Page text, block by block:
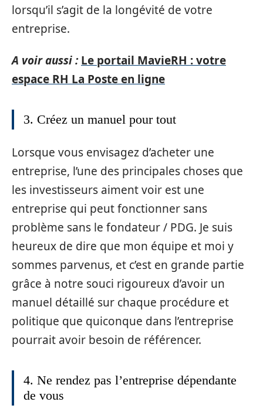
lorsqu’il s’agit de la longévité de votre
entreprise.
A voir aussi : Le portail MavieRH : votre
espace RH La Poste en ligne
3. Créez un manuel pour tout
Lorsque vous envisagez d’acheter une
entreprise, l’une des principales choses que
les investisseurs aiment voir est une
entreprise qui peut fonctionner sans
problème sans le fondateur / PDG. Je suis
heureux de dire que mon équipe et moi y
sommes parvenus, et c’est en grande partie
grâce à notre souci rigoureux d’avoir un
manuel détaillé sur chaque procédure et
politique que quiconque dans l’entreprise
pourrait avoir besoin de référencer.
4. Ne rendez pas l’entreprise dépendante
de vous